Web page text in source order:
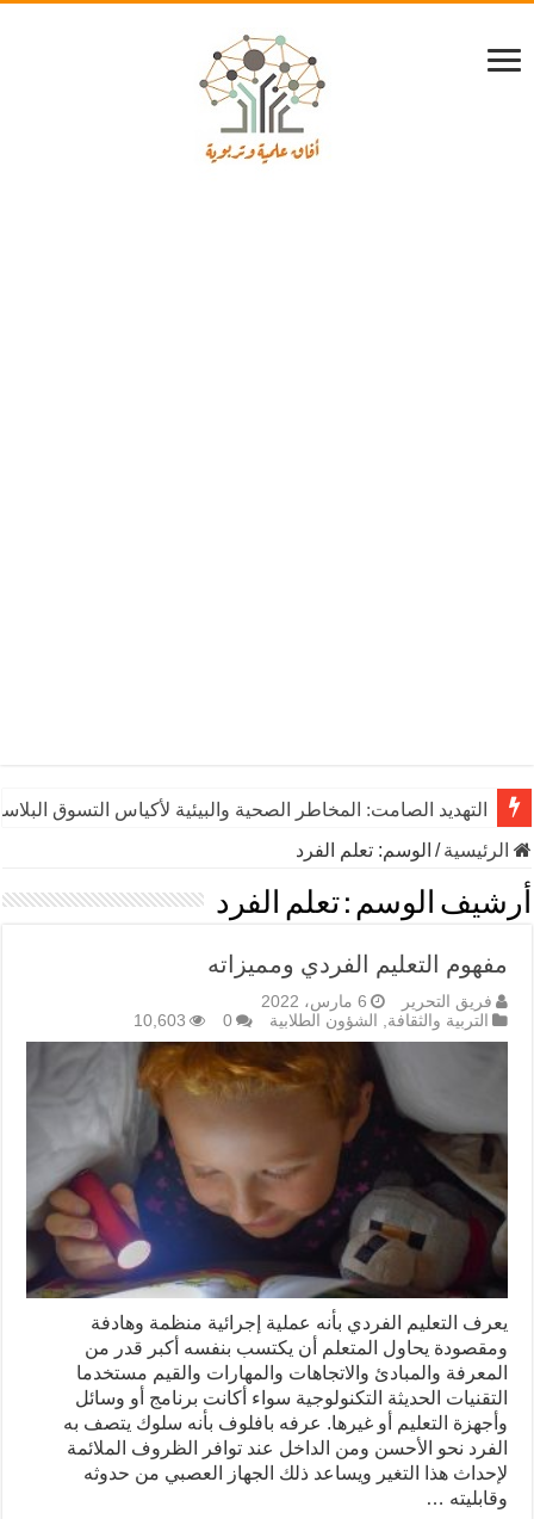
التهديد الصامت: المخاطر الصحية والبيئية لأكياس التسوق
الرئيسية/ الوسم: تعلم الفرد
أرشيف الوسم :تعلم الفرد
مفهوم التعليم الفردي ومميزاته
فريق التحرير
6 مارس، 2022
التربية والثقافة, الشؤون الطلابية 0
10,603
يعرف التعليم الفردي بأنه عملية إجرائية منظمة وهادفة
ومقصودة يحاول المتعلم أن يكتسب بنفسه أكبر قدر من
المعرفة والمبادئ والاتجاهات والمهارات والقيم مستخدما
التقنيات الحديثة التكنولوجية سواء أكانت برنامج أو وسائل
وأجهزة التعليم أو غيرها. عرفه بافلوف بأنه سلوك يتصف به
الفرد نحو الأحسن ومن الداخل عند توافر الظروف الملائمة
لإحداث هذا التغير ويساعد ذلك الجهاز العصبي من حدوثه
وقابليته …